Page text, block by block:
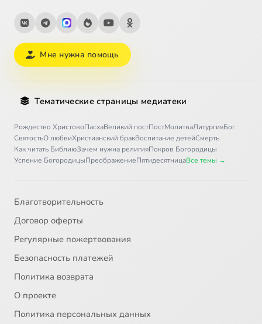
Мне нужна помощь
Тематические страницы медиатеки
Рождество ХристовоПасхаВеликий постПостМолитваЛитургияБог
СвятостьО любвиХристианский бракВоспитание детейСмерть
Как читать БиблиюЗачем нужна религияПокров Богородицы
Успение БогородицыПреображениеПятидесятницаВсе темы →
Благотворительность
Договор оферты
Регулярные пожертвования
Безопасность платежей
Политика возврата
О проекте
Политика персональных данных